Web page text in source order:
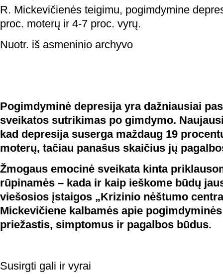
R. Mickevičienės teigimu, pogimdymine
proc. moterų ir 4-7 proc. vyrų.
Nuotr. iš asmeninio archyvo
Pogimdyminė depresija yra dažniausiai
sveikatos sutrikimas po gimdymo.
kad depresija suserga maždaug 19
moterų, tačiau panašus skaičius jų
Žmogaus emocinė sveikata kinta
rūpinamės – kada ir kaip ieškome būdų
viešosios įstaigos „Krizinio nėštumo
Mickevičiene kalbamės apie
priežastis, simptomus ir pagalbos būdus.
Susirgti gali ir vyrai